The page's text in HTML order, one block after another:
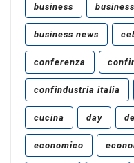
business
business news
conferenza
confindustria italia
cucina day
economico